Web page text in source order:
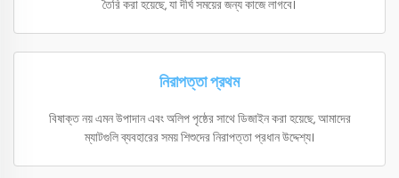
তৈরি করা হয়েছে, যা দীর্ঘ সময়ের জন্য কাজে লাগবে।
নিরাপত্তা প্রথম
বিষাক্ত নয় এমন উপাদান এবং অলিপ পৃষ্ঠের সাথে ডিজাইন করা হয়েছে, আমাদের
ম্যাটগুলি ব্যবহারের সময় শিশুদের নিরাপত্তা প্রধান উদ্দেশ্য।